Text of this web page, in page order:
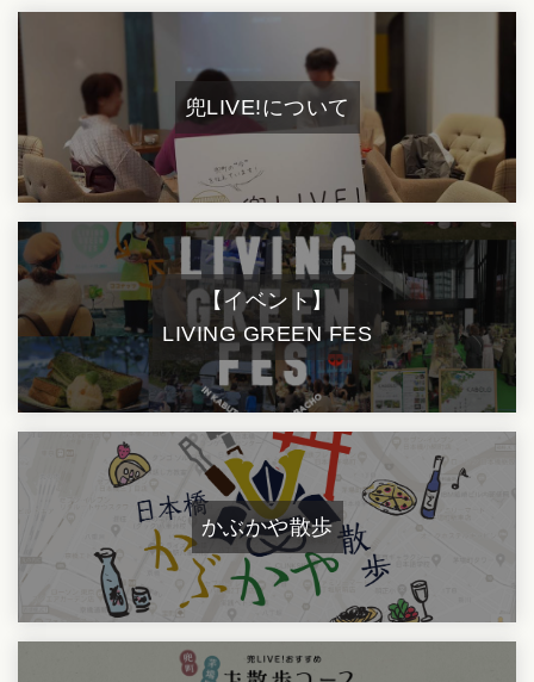
兜LIVE!について
【イベント】
LIVING GREEN FES
かぶかや散歩